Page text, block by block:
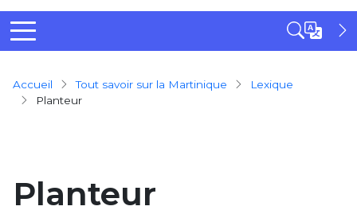
Breadcrumb
Accueil Tout savoir sur la Martinique
Lexique
Planteur
Planteur